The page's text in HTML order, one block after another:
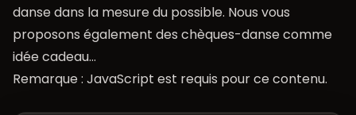
danse dans la mesure du possible. Nous vous
proposons également des chèques-danse comme
idée cadeau…
Remarque : JavaScript est requis pour ce contenu.